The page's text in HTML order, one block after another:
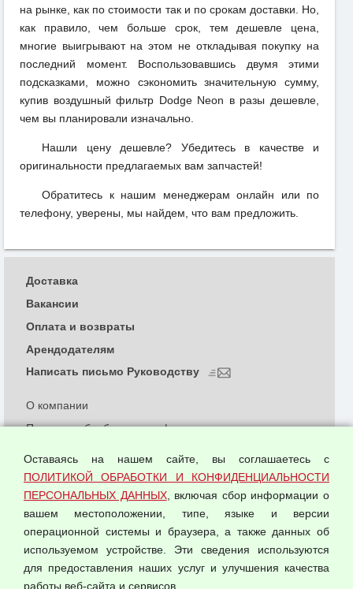
на рынке, как по стоимости так и по срокам доставки. Но,
как правило, чем больше срок, тем дешевле цена,
многие выигрывают на этом не откладывая покупку на
последний момент. Воспользовавшись двумя этими
подсказками, можно сэкономить значительную сумму,
купив воздушный фильтр Dodge Neon в разы дешевле,
чем вы планировали изначально.
Нашли цену дешевле? Убедитесь в качестве и
оригинальности предлагаемых вам запчастей!
Обратитесь к нашим менеджерам онлайн или по
телефону, уверены, мы найдем, что вам предложить.
© 2026 ООО "Феникс"
О компании
Политика обработки и конфиденциальности
Согласием на обработку персональных данных
Оферта оптовой купли-продажи
Публичная оферта
Доставка
Вакансии
Оплата и возвраты
Арендодателям
Написать письмо Руководству
Оставаясь на нашем сайте, вы соглашаетесь с
ПОЛИТИКОЙ ОБРАБОТКИ И КОНФИДЕНЦИАЛЬНОСТИ
ПЕРСОНАЛЬНЫХ ДАННЫХ, включая сбор информации о
вашем местоположении, типе, языке и версии
операционной системы и браузера, а также данных об
используемом устройстве. Эти сведения используются
для предоставления наших услуг и улучшения качества
работы веб-сайта и сервисов.